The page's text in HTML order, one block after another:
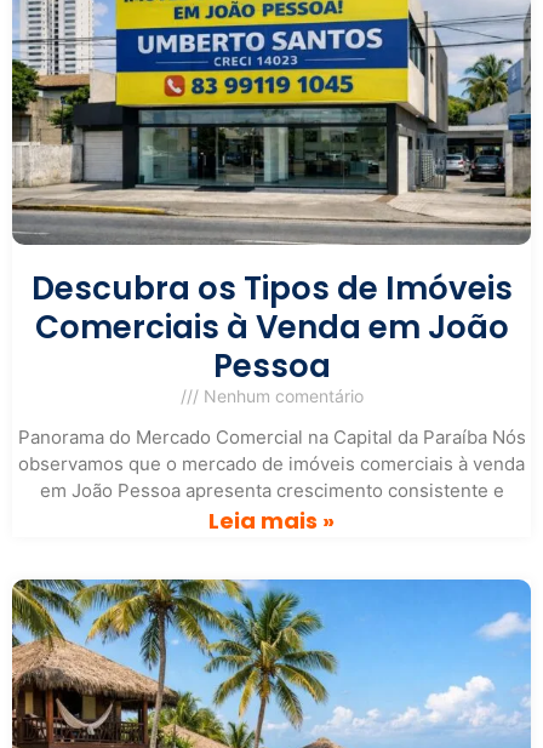
Descubra os Tipos de Imóveis
Comerciais à Venda em João
Pessoa
Nenhum comentário
Panorama do Mercado Comercial na Capital da Paraíba Nós
observamos que o mercado de imóveis comerciais à venda
em João Pessoa apresenta crescimento consistente e
Leia mais »